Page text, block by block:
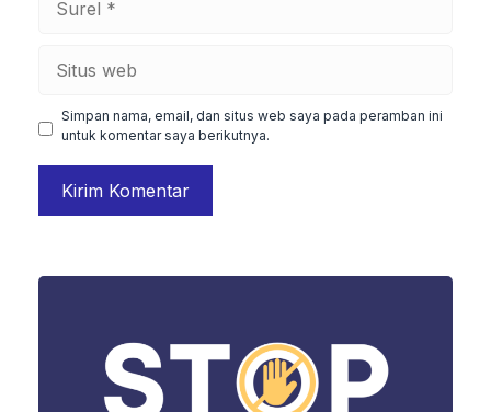
Simpan nama, email, dan situs web saya pada peramban ini
untuk komentar saya berikutnya.